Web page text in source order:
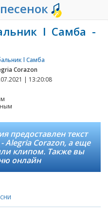
l Самба -
l Самба
Corazon
| 13:20:08
предоставлен текст
Alegria Corazon, а еще
клипом. Также вы
онлайн